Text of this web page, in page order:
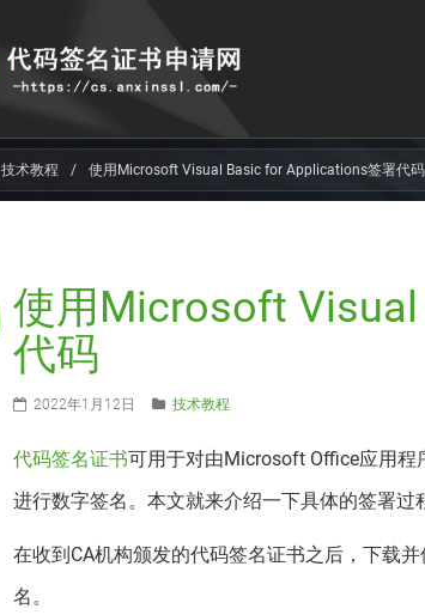
技术教程 / 使用Microsoft Visual Basic for Applications签署代码
使用Microsoft
代码
2022年1月12日 技术教程
代码签名证书可用于对由Microsoft Office应用程
进行数字签名。本文就来介绍一下具体的签署过
在收到CA机构颁发的代码签名证书之后，下载
名。